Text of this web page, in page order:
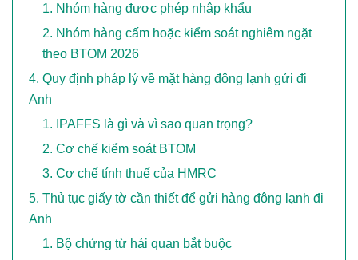
Nhóm hàng được phép nhập khẩu
Nhóm hàng cấm hoặc kiểm soát nghiêm ngặt
theo BTOM 2026
Quy định pháp lý về mặt hàng đông lạnh gửi đi
Anh
IPAFFS là gì và vì sao quan trọng?
Cơ chế kiểm soát BTOM
Cơ chế tính thuế của HMRC
Thủ tục giấy tờ cần thiết để gửi hàng đông lạnh đi
Anh
Bộ chứng từ hải quan bắt buộc